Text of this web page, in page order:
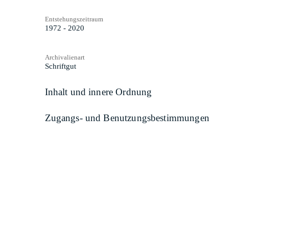
Entstehungszeitraum
1972 - 2020
Archivalienart
Schriftgut
Inhalt und innere Ordnung
Zugangs- und Benutzungsbestimmungen